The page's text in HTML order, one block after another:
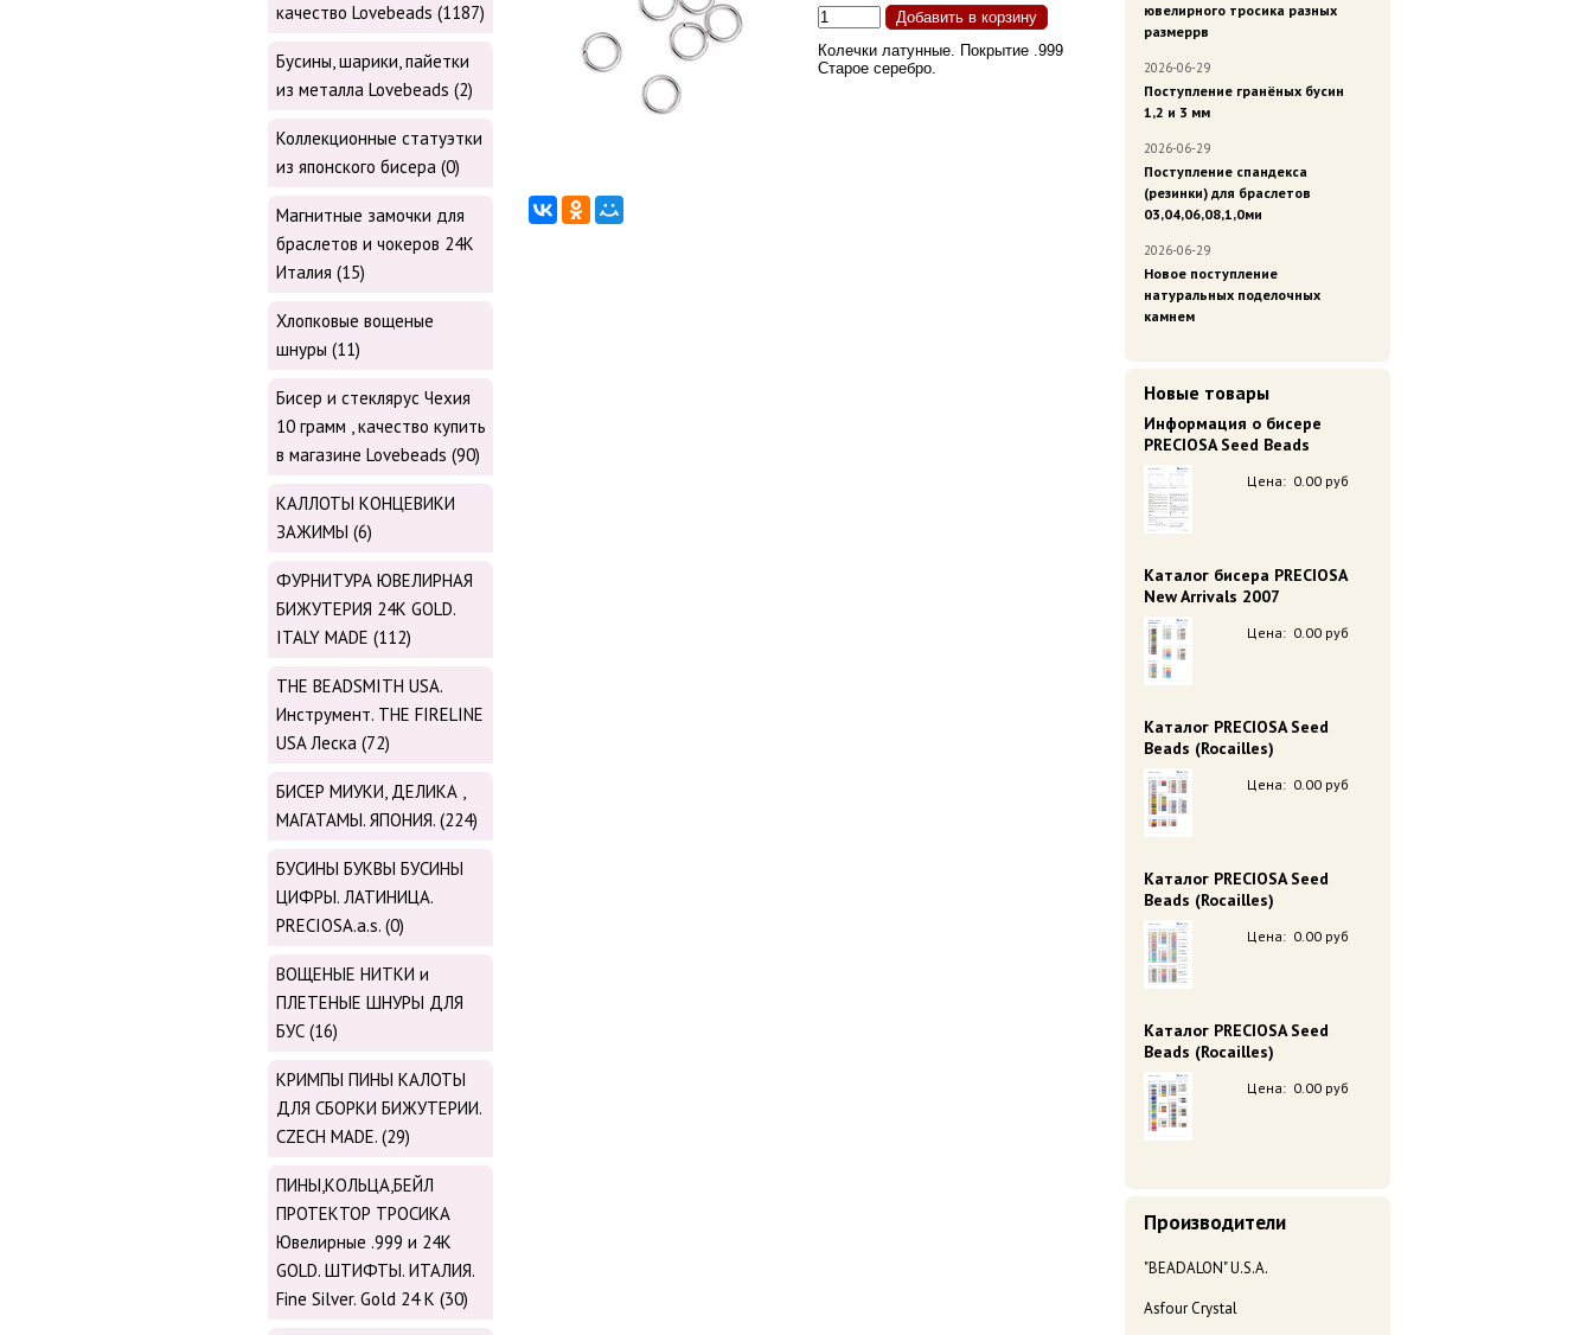
ювелирного тросика разных
размеррв
2026-06-29
Поступление гранёных бусин
1,2 и 3 мм
2026-06-29
Поступление спандекса
(резинки) для браслетов
03,04,06,08,1,0ми
2026-06-29
Новое поступление
натуральных поделочных
камнем
Новые товары
Информация о бисере
PRECIOSA Seed Beads
Цена: 0.00 руб
Каталог бисера PRECIOSA
New Arrivals 2007
Цена: 0.00 руб
Каталог PRECIOSA Seed
Beads (Rocailles)
Цена: 0.00 руб
Каталог PRECIOSA Seed
Beads (Rocailles)
Цена: 0.00 руб
Каталог PRECIOSA Seed
Beads (Rocailles)
Цена: 0.00 руб
Производители
"BEADALON" U.S.A.
Asfour Crystal
качество Lovebeads (1187)
Бусины, шарики, пайетки
из металла Lovebeads (2)
Коллекционные статуэтки
из японского бисера (0)
Магнитные замочки для
браслетов и чокеров 24К
Италия (15)
Хлопковые вощеные
шнуры (11)
Бисер и стеклярус Чехия
10 грамм , качество купить
в магазине Lovebeads (90)
КАЛЛОТЫ КОНЦЕВИКИ
ЗАЖИМЫ (6)
ФУРНИТУРА ЮВЕЛИРНАЯ
БИЖУТЕРИЯ 24К GOLD.
ITALY MADE (112)
THE BEADSMITH USA.
Инструмент. THE FIRELINE
USA Леска (72)
БИСЕР МИУКИ, ДЕЛИКА ,
МАГАТАМЫ. ЯПОНИЯ. (224)
БУСИНЫ БУКВЫ БУСИНЫ
ЦИФРЫ. ЛАТИНИЦА.
PRECIOSA.a.s. (0)
ВОЩЕНЫЕ НИТКИ и
ПЛЕТЕНЫЕ ШНУРЫ ДЛЯ
БУС (16)
КРИМПЫ ПИНЫ КАЛОТЫ
ДЛЯ СБОРКИ БИЖУТЕРИИ.
CZECH MADE. (29)
ПИНЫ,КОЛЬЦА,БЕЙЛ
ПРОТЕКТОР ТРОСИКА
Ювелирные .999 и 24К
GOLD. ШТИФТЫ. ИТАЛИЯ.
Fine Silver. Gold 24 K (30)
Колечки латунные. Покрытие .999
Старое серебро.